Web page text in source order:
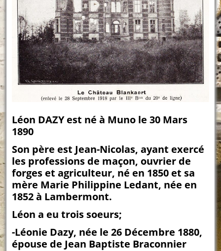
Léon DAZY est né à Muno le 30 Mars
1890
Son père est Jean-Nicolas, ayant exercé
les professions de maçon, ouvrier de
forges et agriculteur, né en 1850 et sa
mère Marie Philippine Ledant, née en
1852 à Lambermont.
Léon a eu trois soeurs;
-Léonie Dazy, née le 26 Décembre 1880,
épouse de Jean Baptiste Braconnier